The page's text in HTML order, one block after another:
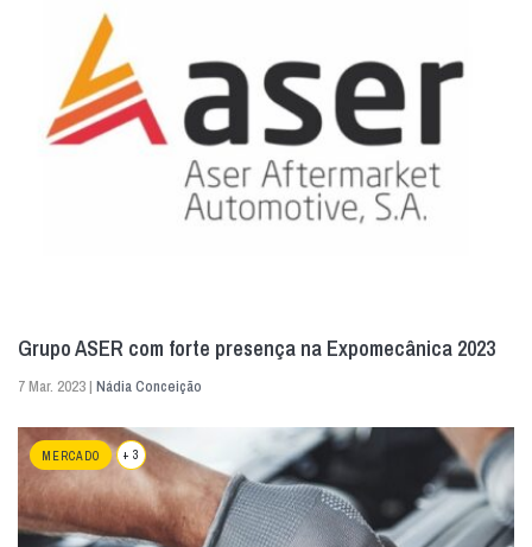
Grupo ASER com forte presença na Expomecânica 2023
7 Mar. 2023 | Nádia Conceição
MERCADO + 3